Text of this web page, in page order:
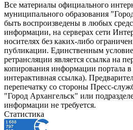
Все материалы официального
муниципального образования
быть воспроизведены в любых
информации, на серверах сети
носителях без каких-либо
публикации. Единственным
ретрансляции является ссылка на
копирования информации портала
интерактивная ссылка).
перепечатку со стороны Пресс-
"Город Архангельск" или
информации не требуется.
Статистика